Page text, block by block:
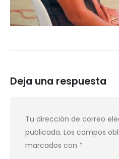
Deja una respuesta
Tu dirección de correo
publicada. Los campos
marcados con *